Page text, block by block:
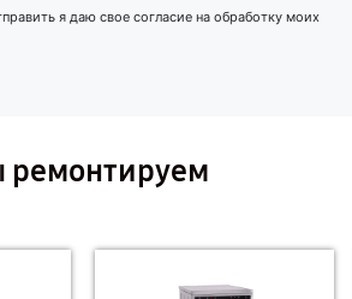
я даю свое согласие на обработку моих